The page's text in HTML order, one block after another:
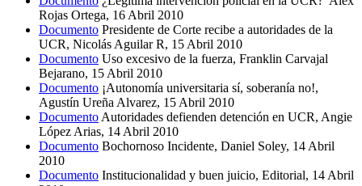
Rojas Ortega, 16 Abril 2010
Documento Presidente de Corte recibe a autoridades de la
UCR, Nicolás Aguilar R, 15 Abril 2010
Documento Uso excesivo de la fuerza, Franklin Carvajal
Bejarano, 15 Abril 2010
Documento ¡Autonomía universitaria sí, soberanía no!,
Agustín Ureña Alvarez, 15 Abril 2010
Documento Autoridades defienden detención en UCR, Angie
López Arias, 14 Abril 2010
Documento Bochornoso Incidente, Daniel Soley, 14 Abril
2010
Documento Institucionalidad y buen juicio, Editorial, 14 Abril